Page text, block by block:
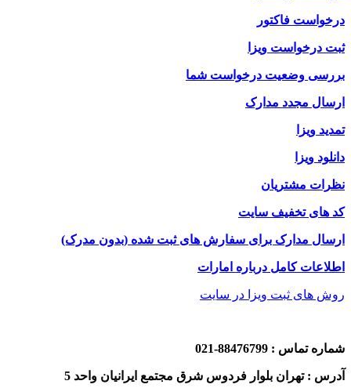
درخواست فاکتور
ثبت درخواست ویزا
بررسی وضعیت درخواست شما
ارسال مجدد مدارک
تمدید ویزا
دانلود ویزا
نظرات مشتریان
کد های تخفیف سایت
ارسال مدارک برای سفارش های ثبت شده (بدون مدرک)
اطلاعات کامل درباره امارات
روش های ثبت ویزا در سایت
شماره تماس : 88476799-021
آدرس : تهران بلوار فردوس شرق مجتمع ایرانیان واحد 5